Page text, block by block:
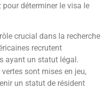
déterminer le visa le
crucial dans la recherche
recrutent
ayant un statut légal.
sont mises en jeu,
un statut de résident